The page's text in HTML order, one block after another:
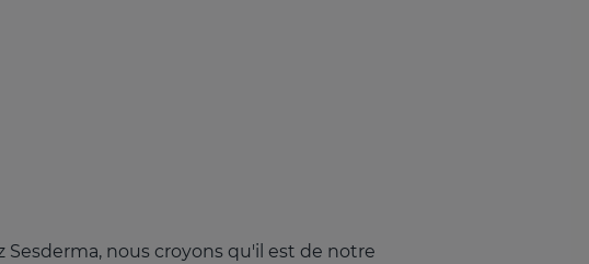
Sesderma, nous croyons qu'il est de notre